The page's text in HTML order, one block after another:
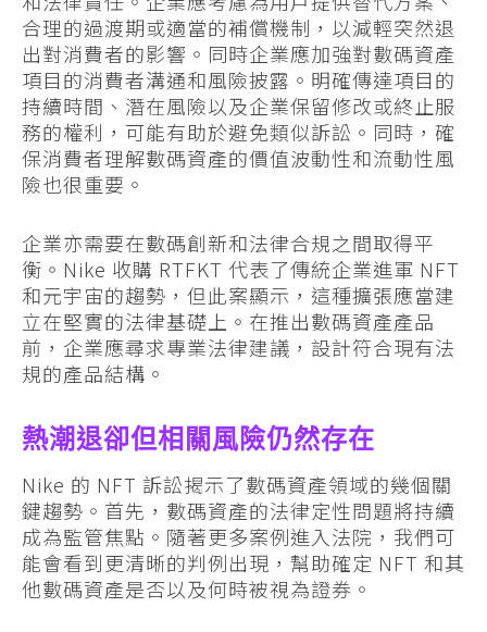
合理的過渡期或適當的補償機制，以減輕突然退
出對消費者的影響。同時企業應加強對數碼資產
項目的消費者溝通和風險披露。明確傳達項目的
持續時間、潛在風險以及企業保留修改或終止服
務的權利，可能有助於避免類似訴訟。同時，確
保消費者理解數碼資產的價值波動性和流動性風
險也很重要。
企業亦需要在數碼創新和法律合規之間取得平
衡。Nike 收購 RTFKT 代表了傳統企業進軍 NFT
和元宇宙的趨勢，但此案顯示，這種擴張應當建
立在堅實的法律基礎上。在推出數碼資產產品
前，企業應尋求專業法律建議，設計符合現有法
規的產品結構。
熱潮退卻但相關風險仍然存在
Nike 的 NFT 訴訟揭示了數碼資產領域的幾個關
鍵趨勢。首先，數碼資產的法律定性問題將持續
成為監管焦點。隨著更多案例進入法院，我們可
能會看到更清晰的判例出現，幫助確定 NFT 和其
他數碼資產是否以及何時被視為證券。